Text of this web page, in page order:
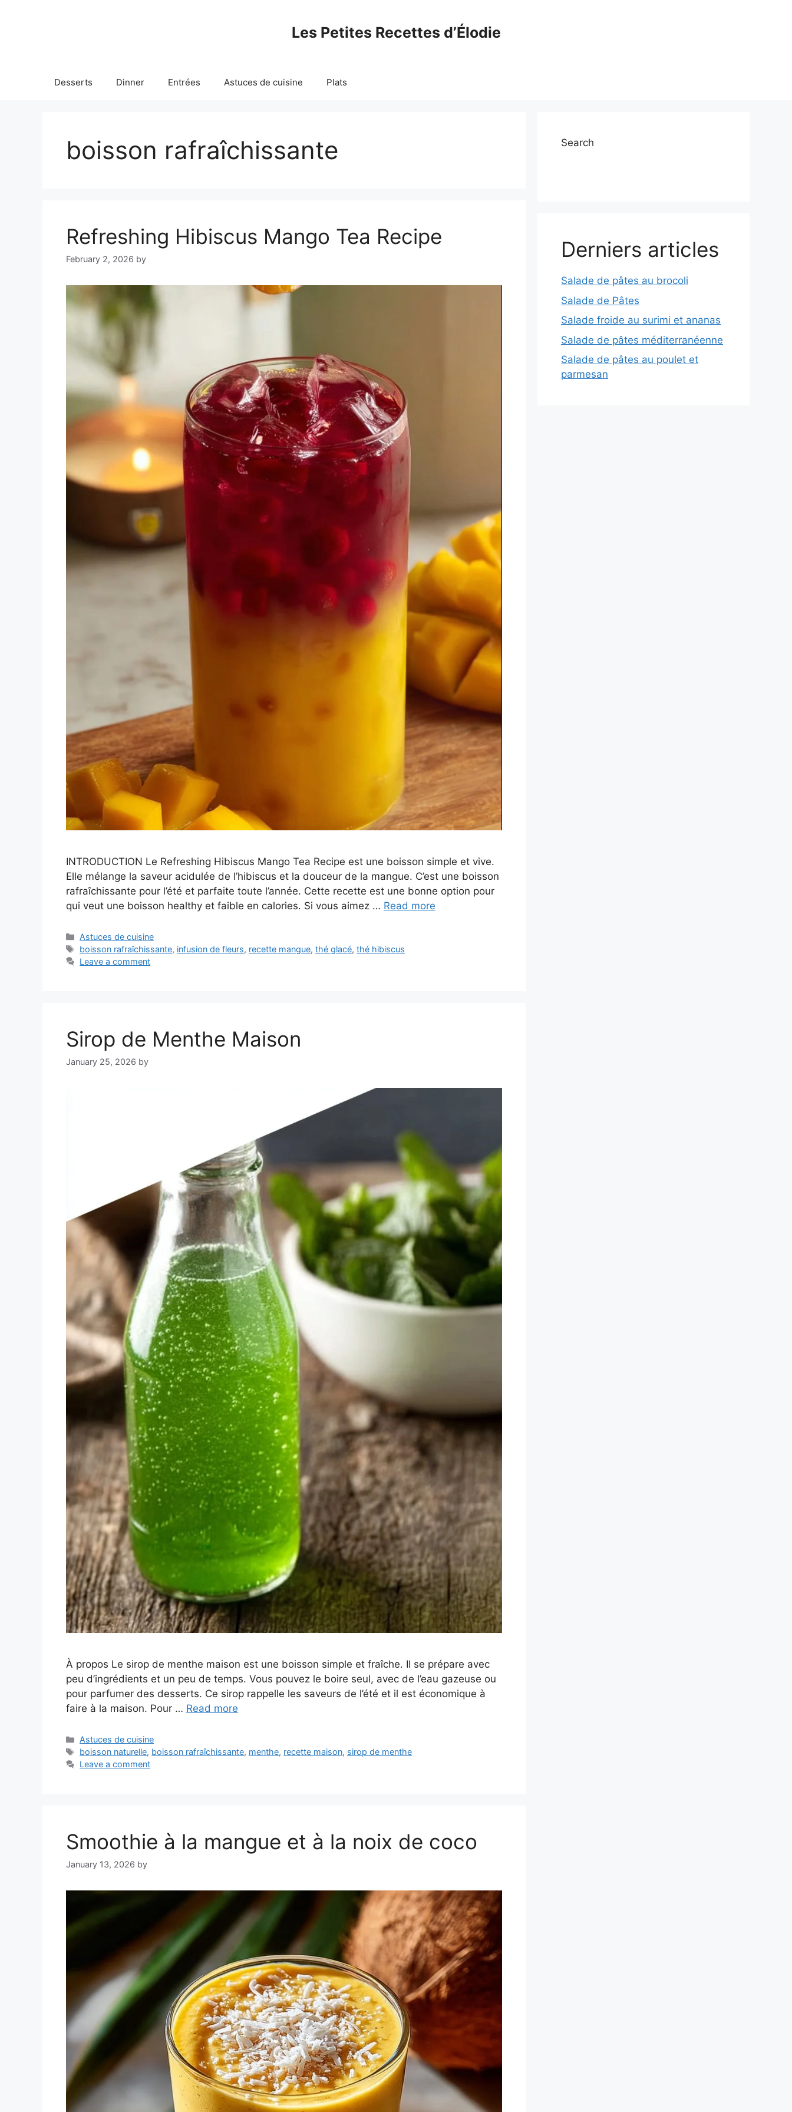
Les Petites Recettes d’Élodie
Desserts Dinner Entrées Astuces de cuisine Plats
boisson rafraîchissante
Refreshing Hibiscus Mango Tea Recipe
February 2, 2026 by
INTRODUCTION Le Refreshing Hibiscus Mango Tea Recipe est une boisson simple et vive.
Elle mélange la saveur acidulée de l’hibiscus et la douceur de la mangue. C’est une boisson
rafraîchissante pour l’été et parfaite toute l’année. Cette recette est une bonne option pour
qui veut une boisson healthy et faible en calories. Si vous aimez … Read more
Categories
Astuces de cuisine
Tags
boisson rafraîchissante, infusion de fleurs, recette mangue,thé glacé,thé hibiscus
Leave a comment
Sirop de Menthe Maison
January 25, 2026 by
À propos Le sirop de menthe maison est une boisson simple et fraîche. Il se prépare avec
peu d’ingrédients et un peu de temps. Vous pouvez le boire seul, avec de l’eau gazeuse ou
pour parfumer des desserts. Ce sirop rappelle les saveurs de l’été et il est économique à
faire à la maison. Pour … Read more
Categories
Astuces de cuisine
Tags
boisson naturelle, boisson rafraîchissante, menthe, recette maison, sirop de menthe
Leave a comment
Smoothie à la mangue et à la noix de coco
January 13, 2026 by
Search
Derniers articles
Salade de pâtes au brocoli
Salade de Pâtes
Salade froide au surimi et ananas
Salade de pâtes méditerranéenne
Salade de pâtes au poulet et
parmesan